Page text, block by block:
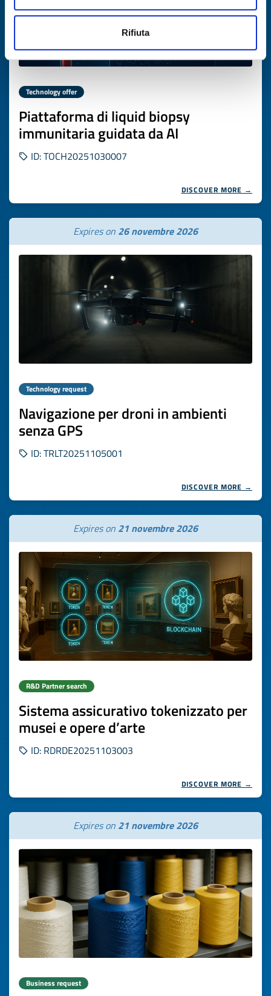
Rifiuta
Technology offer
Piattaforma di liquid biopsy
immunitaria guidata da AI
ID: TOCH20251030007
DISCOVER MORE →
Expires on 26 novembre 2026
Technology request
Navigazione per droni in ambienti
senza GPS
ID: TRLT20251105001
DISCOVER MORE →
Expires on 21 novembre 2026
R&D Partner search
Sistema assicurativo tokenizzato per
musei e opere d’arte
ID: RDRDE20251103003
DISCOVER MORE →
Expires on 21 novembre 2026
Business request